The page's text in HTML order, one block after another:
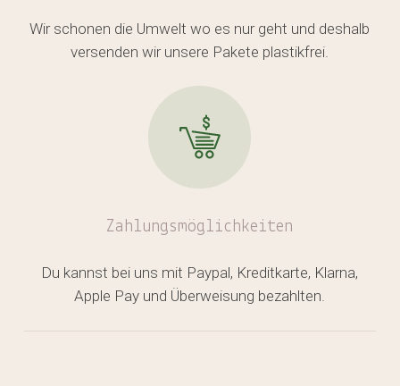
Wir schonen die Umwelt wo es nur geht und deshalb
versenden wir unsere Pakete plastikfrei.
Zahlungsmöglichkeiten
Du kannst bei uns mit Paypal, Kreditkarte, Klarna,
Apple Pay und Überweisung bezahlten.